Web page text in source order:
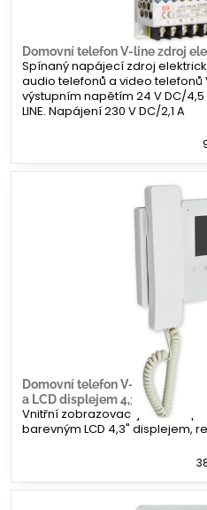
Domovní telefon V-line zdroj
Spínaný napájecí zdroj
audio telefonů a video telefonů
výstupním napětím 24 V DC/
LINE. Napájení 230 V DC/2,1 A
Domovní telefon V-line vnitřní
a LCD displejem 4,3"
Vnitřní zobrazovací jednotka
barevným LCD 4,3" displejem,